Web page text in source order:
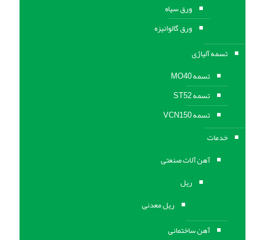
ورق سیاه
ورق گالوانیزه
تسمه آلیاژی
تسمه MO40
تسمه ST52
تسمه VCN150
خدمات
آهن آلات صنعتی
ریل
ریل معدنی
آهن ساختمانی